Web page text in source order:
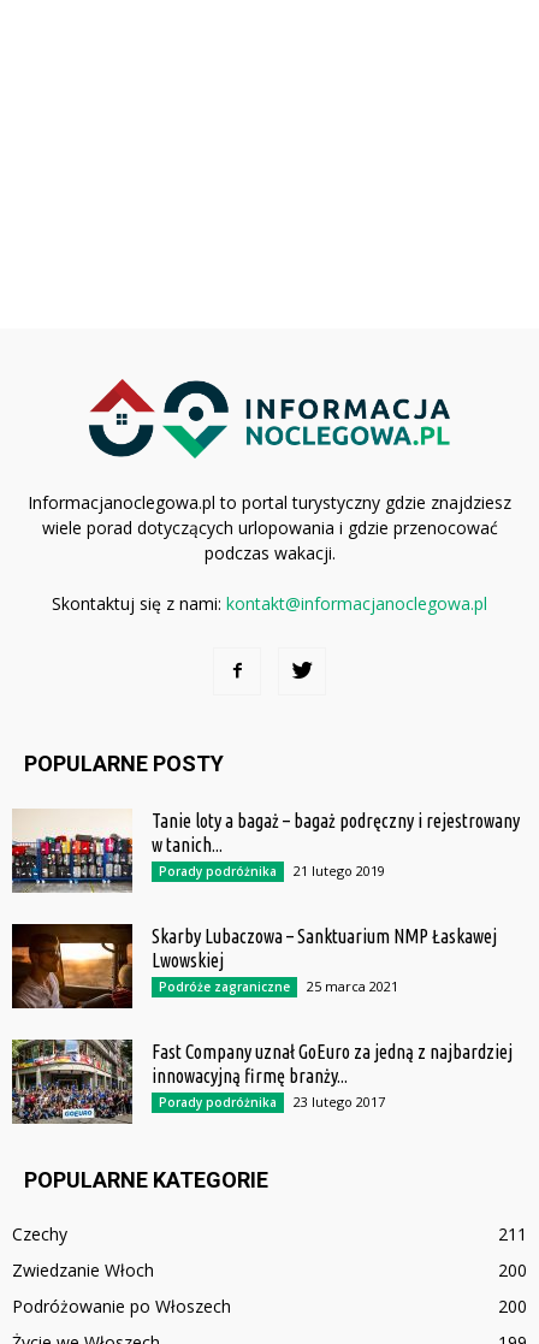
Informacjanoclegowa.pl to portal turystyczny gdzie znajdziesz
wiele porad dotyczących urlopowania i gdzie przenocować
podczas wakacji.
Skontaktuj się z nami: kontakt@informacjanoclegowa.pl
POPULARNE POSTY
Tanie loty a bagaż – bagaż podręczny i rejestrowany
w tanich...
Porady podróżnika 21 lutego 2019
Skarby Lubaczowa – Sanktuarium NMP Łaskawej
Lwowskiej
Podróże zagraniczne 25 marca 2021
Fast Company uznał GoEuro za jedną z najbardziej
innowacyjną firmę branży...
Porady podróżnika 23 lutego 2017
POPULARNE KATEGORIE
Czechy
211
Zwiedzanie Włoch
200
Podróżowanie po Włoszech
200